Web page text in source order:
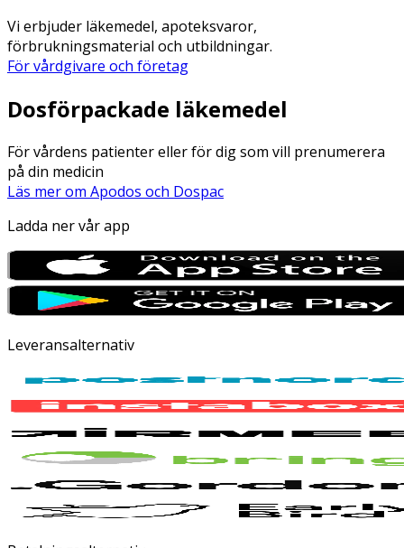
Vi erbjuder läkemedel, apoteksvaror,
förbrukningsmaterial och utbildningar.
För vårdgivare och företag
Dosförpackade läkemedel
För vårdens patienter eller för dig som vill prenumerera
på din medicin
Läs mer om Apodos och Dospac
Ladda ner vår app
Leveransalternativ